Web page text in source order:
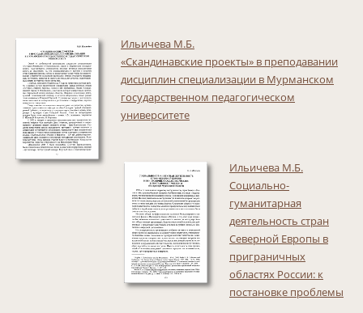
Ильичева М.Б.
«Скандинавские проекты» в преподавании
дисциплин специализации в Мурманском
государственном педагогическом
университете
Ильичева М.Б.
Социально-
гуманитарная
деятельность стран
Северной Европы в
приграничных
областях России: к
постановке проблемы